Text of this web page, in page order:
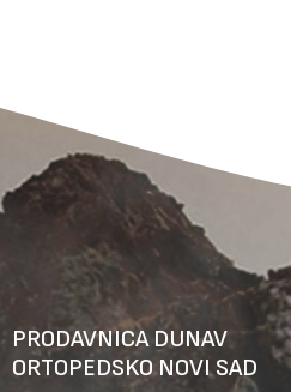
PRODAVNICA DUNAV
ORTOPEDSKO NOVI SAD